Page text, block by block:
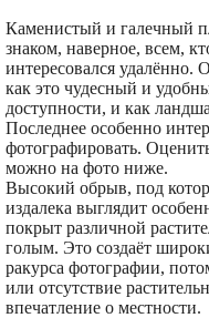
Каменистый и галечный
знаком, наверное, всем,
интересовался
как это чудесный и
доступности, и как
Последнее особенно
фотографировать.
можно на фото ниже.
Высокий обрыв, под
издалека выглядит
покрыт различной
голым. Это создаёт
ракурса фотографии,
или отсутствие
впечатление о местности.